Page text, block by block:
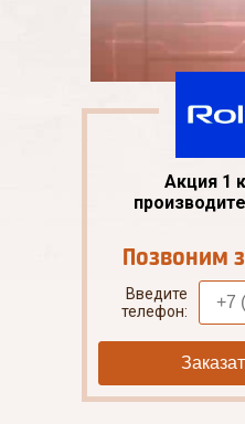
Акция 1
Позвоним
Введите
телефон: